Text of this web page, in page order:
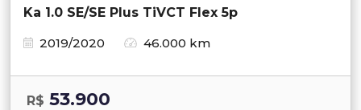
Ka 1.0 SE/SE Plus TiVCT Flex 5p
2019/2020
46.000 km
R$ 53.900